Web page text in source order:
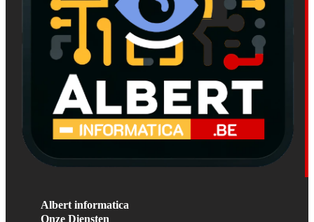
Albert informatica
Onze Diensten